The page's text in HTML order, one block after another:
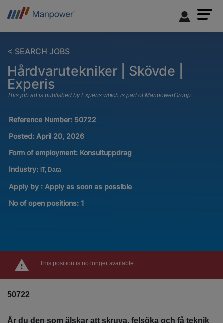
< SEARCH JOBS
Hårdvarutekniker | Skövde |
Experis
This job ad is published by Experis which is part of ManpowerGroup.
Reference Number: 50722
Posted: April 20, 2026
Form of employment: Konsultuppdrag
Industry: IT, Data
Apply by : Apply as soon as possible
No of open positions: 1
This position is no longer available
50722
Är du den som älskar att skruva, felsöka och få teknik